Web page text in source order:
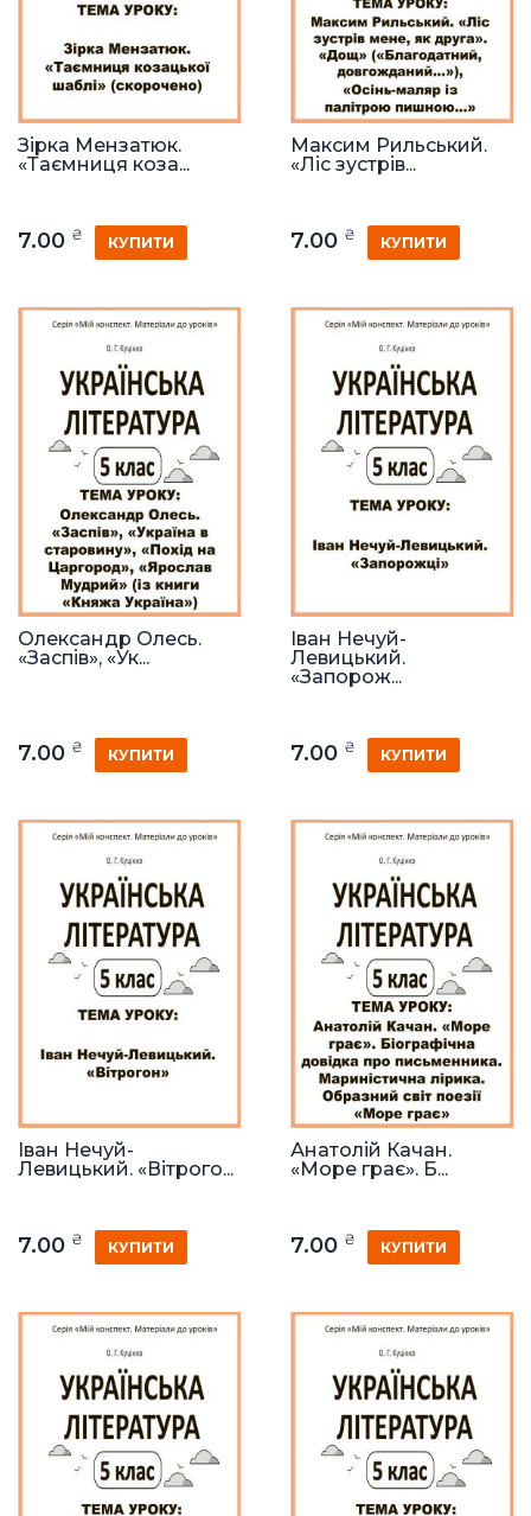
Зірка Мензатюк.
«Таємниця коза...
7.00 ₴ КУПИТИ
Максим Рильський.
«Ліс зустрів...
7.00 ₴ КУПИТИ
Олександр Олесь.
«Заспів», «Ук...
7.00 ₴ КУПИТИ
Іван Нечуй-
Левицький.
«Запорож...
7.00 ₴ КУПИТИ
Іван Нечуй-
Левицький. «Вітрого...
7.00 ₴ КУПИТИ
Анатолій Качан.
«Море грає». Б...
7.00 ₴ КУПИТИ